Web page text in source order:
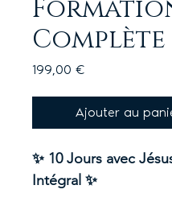
Complète
199,00 €Prix
Ajouter au
✨ 10 Jours avec
Intégral ✨